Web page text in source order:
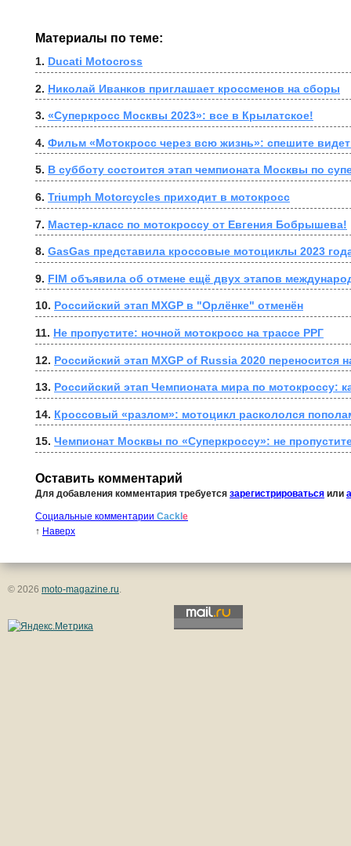
Материалы по теме:
1. Ducati Motocross
2. Николай Иванков приглашает кроссменов на сборы
3. «Суперкросс Москвы 2023»: все в Крылатское!
4. Фильм «Мотокросс через всю жизнь»: спешите
5. В субботу состоится этап чемпионата Москвы по
6. Triumph Motorcycles приходит в мотокросс
7. Мастер-класс по мотокроссу от Евгения Бобрышева!
8. GasGas представила кроссовые мотоциклы 2023
9.
10. Российский этап MXGP в "Орлёнке" отменён
11. Не пропустите: ночной мотокросс на трассе РРГ
12. Российский этап MXGP of Russia 2020 переносится
13. Российский этап Чемпионата мира по мотокроссу:
14. Кроссовый «разлом»: мотоцикл раскололся
15. Чемпионат Москвы по «Суперкроссу»: не
Оставить комментарий
Для добавления комментария требуется зарегистрироваться или
Социальные комментарии Cackl e
↑ Наверх
© 2026 moto-magazine.ru.